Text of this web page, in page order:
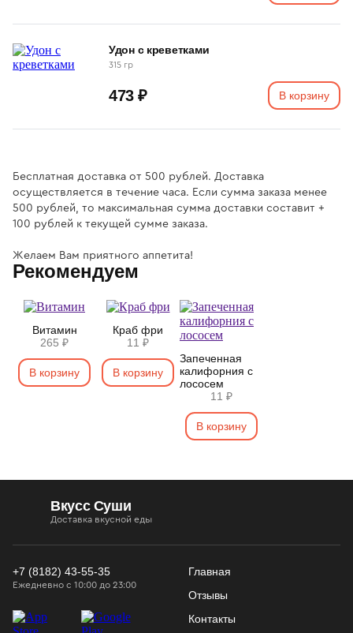
Удон с креветками
315 гр
473 ₽ В корзину
Бесплатная доставка от 500 рублей. Доставка
осуществляется в течение часа. Если сумма заказа менее
500 рублей, то максимальная сумма доставки составит +
100 рублей к текущей сумме заказа.
Желаем Вам приятного аппетита!
Рекомендуем
Витамин
265 ₽
В корзину
Краб фри
11 ₽
В корзину
Запеченная
калифорния с
лососем
11 ₽
В корзину
Вкусс Суши
Доставка вкусной еды
+7 (8182) 43-55-35
Ежедневно с 10:00 до 23:00
Главная
Отзывы
Контакты